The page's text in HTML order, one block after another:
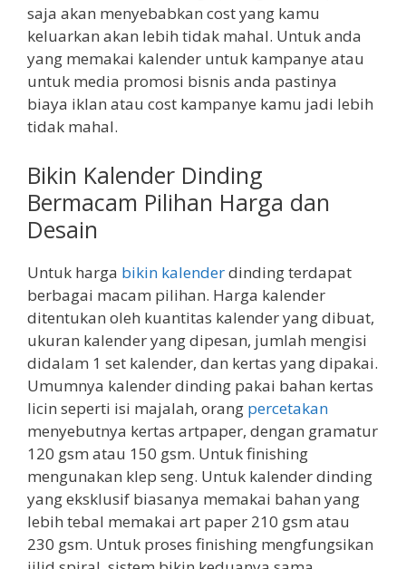
saja akan menyebabkan cost yang kamu
keluarkan akan lebih tidak mahal. Untuk anda
yang memakai kalender untuk kampanye atau
untuk media promosi bisnis anda pastinya
biaya iklan atau cost kampanye kamu jadi lebih
tidak mahal.
Bikin Kalender Dinding
Bermacam Pilihan Harga dan
Desain
Untuk harga bikin kalenderdinding terdapat
berbagai macam pilihan. Harga kalender
ditentukan oleh kuantitas kalender yang dibuat,
ukuran kalender yang dipesan, jumlah mengisi
didalam 1 set kalender, dan kertas yang dipakai.
Umumnya kalender dinding pakai bahan kertas
licin seperti isi majalah, orang percetakan
menyebutnya kertas artpaper, dengan gramatur
120 gsm atau 150 gsm. Untuk finishing
mengunakan klep seng. Untuk kalender dinding
yang eksklusif biasanya memakai bahan yang
lebih tebal memakai art paper 210 gsm atau
230 gsm. Untuk proses finishing mengfungsikan